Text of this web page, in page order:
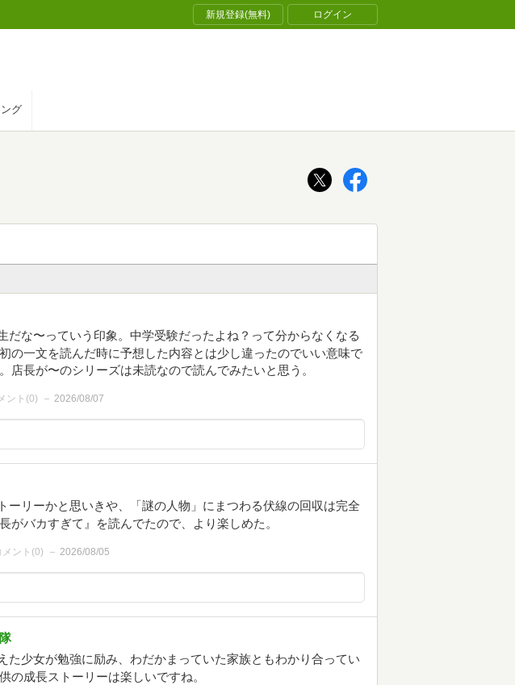
新規登録(無料) ログイン
グ
だな〜っていう印象。中学受験だったよね？って分からなくなる
の一文を読んだ時に予想した内容とは少し違ったのでいい意味で
店長が〜のシリーズは未読なので読んでみたいと思う。
ント(0) 2026/08/07
ーリーかと思いきや、「謎の人物」にまつわる伏線の回収は完全
がバカすぎて』を読んでたので、より楽しめた。
メント(0) 2026/08/05
た少女が勉強に励み、わだかまっていた家族ともわかり合ってい
の成長ストーリーは楽しいですね。